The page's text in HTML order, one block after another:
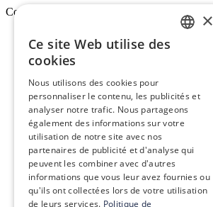
Conex
Qui sommes-nous ?
Vision, mission & valeurs
Nos engagements
Le groupe Conex
Recrutement
×
Ce site Web utilise des
cookies
Nous utilisons des cookies pour
personnaliser le contenu, les publicités et
analyser notre trafic. Nous partageons
également des informations sur votre
utilisation de notre site avec nos
partenaires de publicité et d'analyse qui
peuvent les combiner avec d'autres
informations que vous leur avez fournies ou
qu'ils ont collectées lors de votre utilisation
de leurs services. Politique de